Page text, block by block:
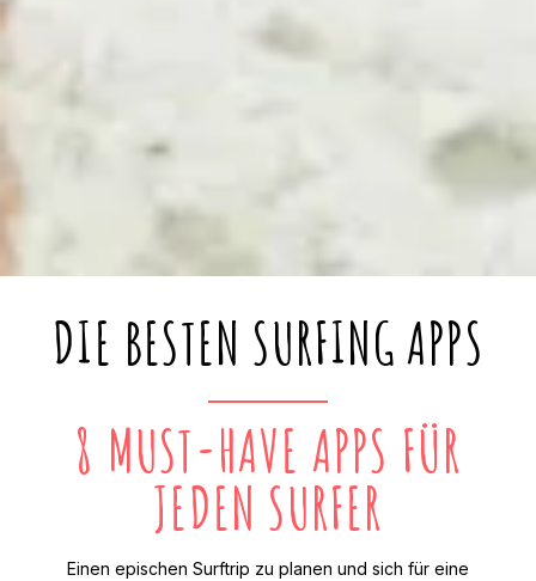
DIE BESTEN SURFING APPS
8 MUST-HAVE APPS FÜR
JEDEN SURFER
Einen epischen Surftrip zu planen und sich für eine